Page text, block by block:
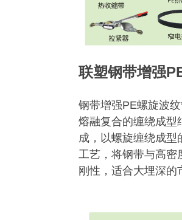
联塑钢带增强
钢带增强PE螺旋波
熔融复合的缠绕成型
成，以螺旋缠绕成
工艺，将钢带与高密
刚性，适合大埋深的